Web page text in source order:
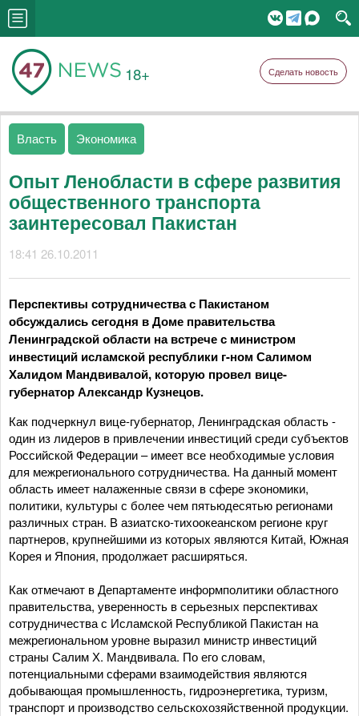
18+ Сделать новость
Власть Экономика
Опыт Ленобласти в сфере развития
общественного транспорта
заинтересовал Пакистан
18:41 26.10.2011
Перспективы сотрудничества с Пакистаном
обсуждались сегодня в Доме правительства
Ленинградской области на встрече с министром
инвестиций исламской республики г-ном Салимом
Халидом Мандвивалой, которую провел вице-
губернатор Александр Кузнецов.
Как подчеркнул вице-губернатор, Ленинградская область -
один из лидеров в привлечении инвестиций среди субъектов
Российской Федерации – имеет все необходимые условия
для межрегионального сотрудничества. На данный момент
область имеет налаженные связи в сфере экономики,
политики, культуры с более чем пятьюдесятью регионами
различных стран. В азиатско-тихоокеанском регионе круг
партнеров, крупнейшими из которых являются Китай, Южная
Корея и Япония, продолжает расширяться.
Как отмечают в Департаменте информполитики областного
правительства, уверенность в серьезных перспективах
сотрудничества с Исламской Республикой Пакистан на
межрегиональном уровне выразил министр инвестиций
страны Салим Х. Мандвивала. По его словам,
потенциальными сферами взаимодействия являются
добывающая промышленность, гидроэнергетика, туризм,
транспорт и производство сельскохозяйственной продукции.